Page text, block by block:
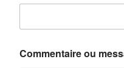
Commentaire ou